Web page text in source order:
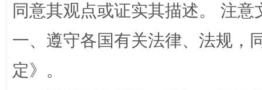
解纷+调解+退费，一次搞定
同意其观点或证实其描述。 注
一、遵守各国有关法律、法规，
定》。